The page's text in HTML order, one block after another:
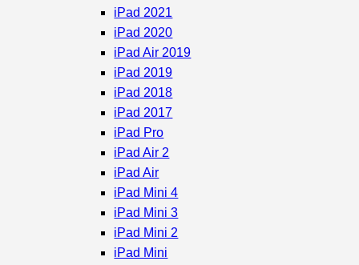
iPad 2021
iPad 2020
iPad Air 2019
iPad 2019
iPad 2018
iPad 2017
iPad Pro
iPad Air 2
iPad Air
iPad Mini 4
iPad Mini 3
iPad Mini 2
iPad Mini